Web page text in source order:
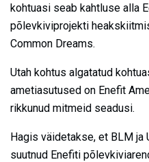
kohtuasi seab kahtluse alla
põlevkiviprojekti
Common Dreams.
Utah kohtus algatatud
ametiasutused on Enefit
rikkunud mitmeid seadusi.
Hagis väidetakse, et BLM
suutnud Enefiti